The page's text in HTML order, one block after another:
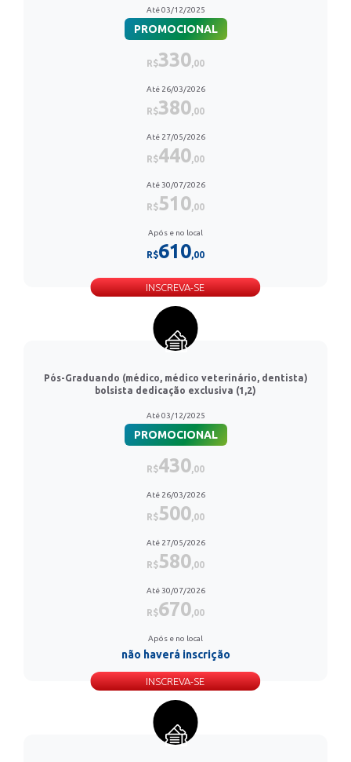
Até 03/12/2025
PROMOCIONAL
R$330,00
Até 26/03/2026
R$380,00
Até 27/05/2026
R$440,00
Até 30/07/2026
R$510,00
Após e no local
R$610,00
INSCREVA-SE
Pós-Graduando (médico, médico veterinário, dentista)
bolsista dedicação exclusiva (1,2)
Até 03/12/2025
PROMOCIONAL
R$430,00
Até 26/03/2026
R$500,00
Até 27/05/2026
R$580,00
Até 30/07/2026
R$670,00
Após e no local
não haverá inscrição
INSCREVA-SE